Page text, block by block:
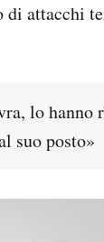
di attacchi
lo
suo posto»